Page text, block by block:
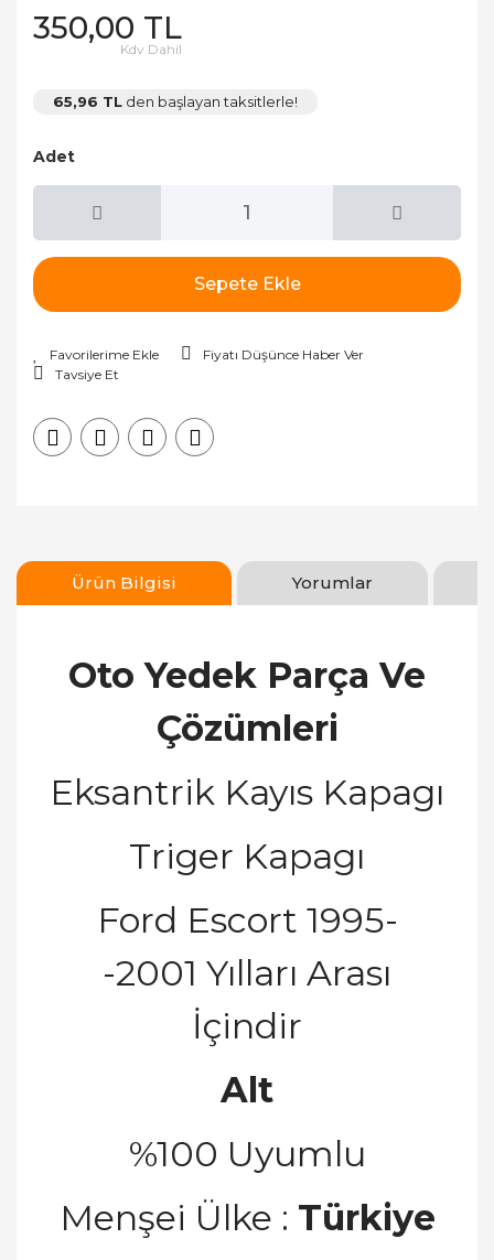
350,00 TL
Kdv Dahil
65,96 TL den başlayan taksitlerle!
Adet
Sepete Ekle
Fiyatı Düşünce Haber Ver
Tavsiye Et
Ürün Bilgisi Yorumlar
Oto Yedek Parça Ve
Çözümleri
Eksantrik Kayıs Kapagı
Triger Kapagı
Ford Escort 1995-
-2001 Yılları Arası
İçindir
Alt
%100 Uyumlu
Menşei Ülke : Türkiye